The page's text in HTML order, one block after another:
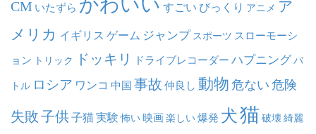
CM いたずら かわいい すごい びっくり アニメ ア
メリカ イギリス ゲーム ジャンプ スポーツ スローモーシ
ョン トリック ドッキリ ドライブレコーダー ハプニング バ
トル ロシア ワンコ 中国 事故 仲良し 動物 危ない 危険
失敗子供子猫実験 怖い映画楽しい爆発 犬猫 破壊綺麗